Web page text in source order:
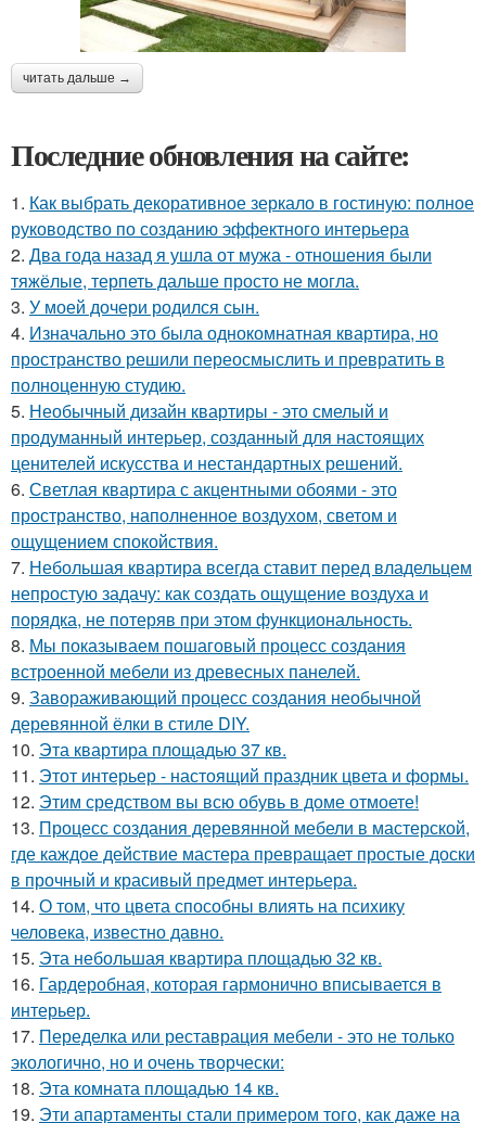
читать дальше →
Последние обновления на сайте:
1. Как выбрать декоративное зеркало в гостиную: полное
руководство по созданию эффектного интерьера
2. Два года назад я ушла от мужа - отношения были
тяжёлые, терпеть дальше просто не могла.
3. У моей дочери родился сын.
4. Изначально это была однокомнатная квартира, но
пространство решили переосмыслить и превратить в
полноценную студию.
5. Необычный дизайн квартиры - это смелый и
продуманный интерьер, созданный для настоящих
ценителей искусства и нестандартных решений.
6. Светлая квартира с акцентными обоями - это
пространство, наполненное воздухом, светом и
ощущением спокойствия.
7. Небольшая квартира всегда ставит перед владельцем
непростую задачу: как создать ощущение воздуха и
порядка, не потеряв при этом функциональность.
8. Мы показываем пошаговый процесс создания
встроенной мебели из древесных панелей.
9. Завораживающий процесс создания необычной
деревянной ёлки в стиле DIY.
10. Эта квартира площадью 37 кв.
11. Этот интерьер - настоящий праздник цвета и формы.
12. Этим средством вы всю обувь в доме отмоете!
13. Процесс создания деревянной мебели в мастерской,
где каждое действие мастера превращает простые доски
в прочный и красивый предмет интерьера.
14. О том, что цвета способны влиять на психику
человека, известно давно.
15. Эта небольшая квартира площадью 32 кв.
16. Гардеробная, которая гармонично вписывается в
интерьер.
17. Переделка или реставрация мебели - это не только
экологично, но и очень творчески:
18. Эта комната площадью 14 кв.
19. Эти апартаменты стали примером того, как даже на